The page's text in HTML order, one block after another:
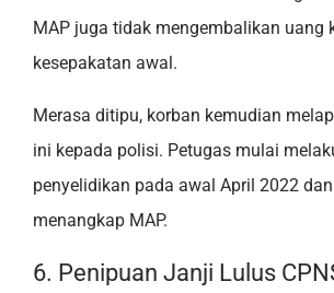
MAP juga tidak mengembalikan uang
kesepakatan awal.
Merasa ditipu, korban kemudian
ini kepada polisi. Petugas mulai
penyelidikan pada awal April 2022 dan
menangkap MAP.
6. Penipuan Janji Lulus